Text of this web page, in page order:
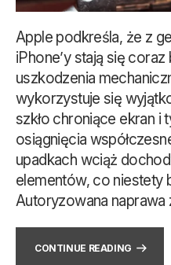
Apple podkreśla, że z
iPhone’y stają się
uszkodzenia
wykorzystuje się
szkło chroniące ekran i
osiągnięcia
upadkach wciąż
elementów, co niestety
Autoryzowana naprawa
CONTINUE READING